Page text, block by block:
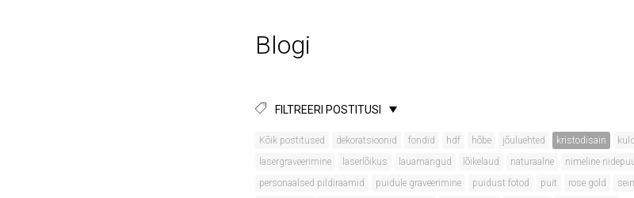
Blogi
FILTREERI POSTITUSI
Kõik postitused dekoratsioonid fondid hdf hõbe jõuluehted kristodisain kuld
lasergraveerimine
laserlõikus lauamängud lõikelaud naturaalne nimeline
personaalsed pildiraamid
puidule graveerimine puidust fotod puit rose gold